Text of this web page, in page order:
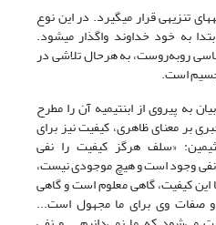
تنزیهی قرار می‏گیرد. در این نوع
به خود خداوند واگذار می‏شود.
روبه‌روست، به‌ هرحال تلاشی در
است.
به پیروی از ابن‏تیمیه آن را مطرح
بر معنای ظاهری، کیفیت نیز برای
«سلف هرگز کیفیت را نفی
نفی وجود است و هیچ موجودی نیست،
این کیفیت، گاهی معلوم است و گاهی
صفات وی برای ما مجهول است...